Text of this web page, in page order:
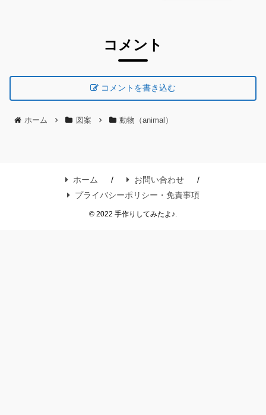
コメント
コメントを書き込む
ホーム 図案 動物（animal）
ホーム
お問い合わせ
プライバシーポリシー・免責事項
© 2022 手作りしてみたよ♪.